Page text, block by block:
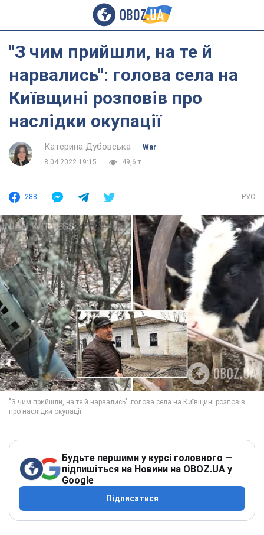
"З чим прийшли, на те й
нарвались": голова села на
Київщині розповів про
наслідки окупації
Катерина Дубовська
War
8.04.2022 19:15
49,6 т.
288 РУС
Будьте першими у курсі головного —
підпишіться на Новини на OBOZ.UA у
Google
Підписатися